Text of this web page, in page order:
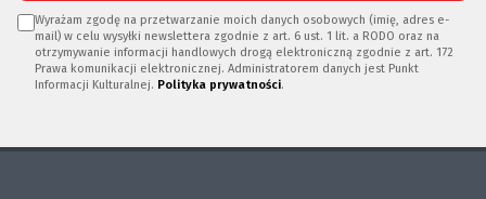
Wyrażam zgodę na przetwarzanie moich danych osobowych (imię, adres e-
mail) w celu wysyłki newslettera zgodnie z art. 6 ust. 1 lit. a RODO oraz na
otrzymywanie informacji handlowych drogą elektroniczną zgodnie z art. 172
Prawa komunikacji elektronicznej. Administratorem danych jest Punkt
Informacji Kulturalnej. Polityka prywatności.